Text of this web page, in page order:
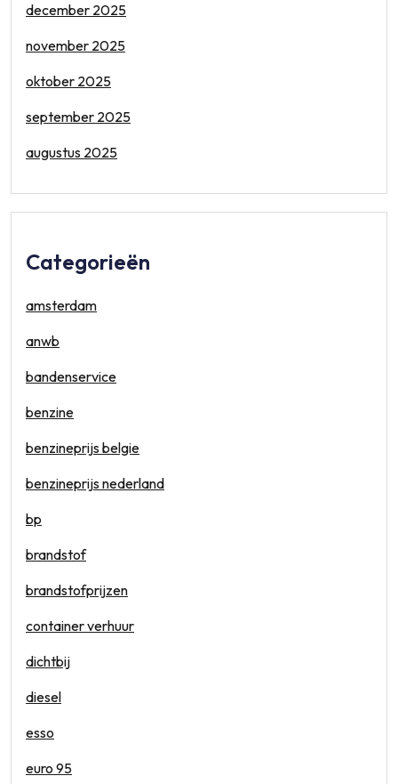
december 2025
november 2025
oktober 2025
september 2025
augustus 2025
Categorieën
amsterdam
anwb
bandenservice
benzine
benzineprijs belgie
benzineprijs nederland
bp
brandstof
brandstofprijzen
container verhuur
dichtbij
diesel
esso
euro 95